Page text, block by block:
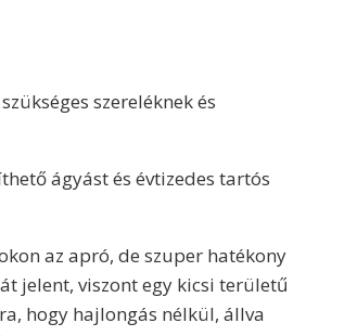
szereléknek és
ágyást és évtizedes tartós
az apró, de szuper hatékony
jelent, viszont egy kicsi területű
hogy hajlongás nélkül, állva